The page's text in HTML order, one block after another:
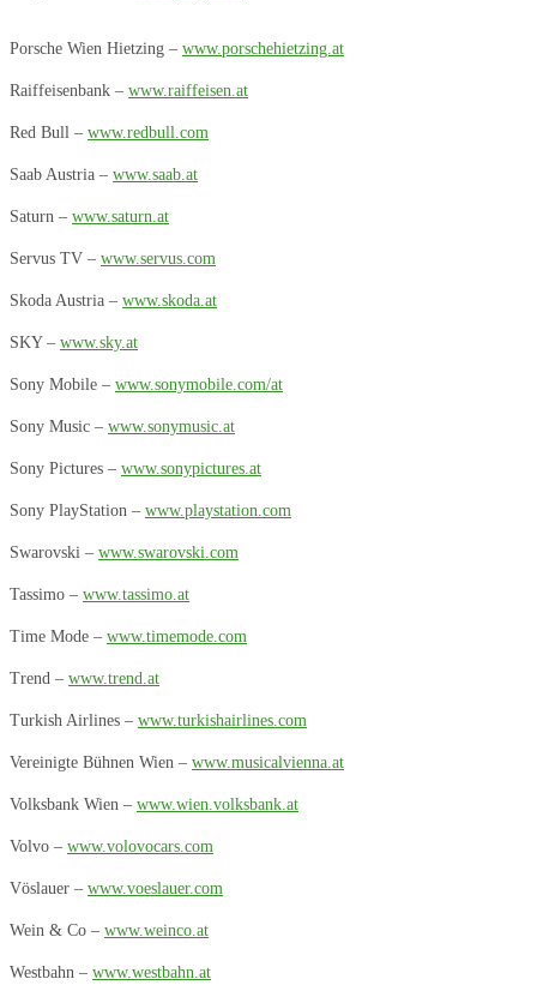
Porsche Wien Hietzing – www.porschehietzing.at
Raiffeisenbank – www.raiffeisen.at
Red Bull – www.redbull.com
Saab Austria – www.saab.at
Saturn – www.saturn.at
Servus TV – www.servus.com
Skoda Austria – www.skoda.at
SKY – www.sky.at
Sony Mobile – www.sonymobile.com/at
Sony Music – www.sonymusic.at
Sony Pictures – www.sonypictures.at
Sony PlayStation – www.playstation.com
Swarovski – www.swarovski.com
Tassimo – www.tassimo.at
Time Mode – www.timemode.com
Trend – www.trend.at
Turkish Airlines – www.turkishairlines.com
Vereinigte Bühnen Wien – www.musicalvienna.at
Volksbank Wien – www.wien.volksbank.at
Volvo – www.volovocars.com
Vöslauer – www.voeslauer.com
Wein & Co – www.weinco.at
Westbahn – www.westbahn.at